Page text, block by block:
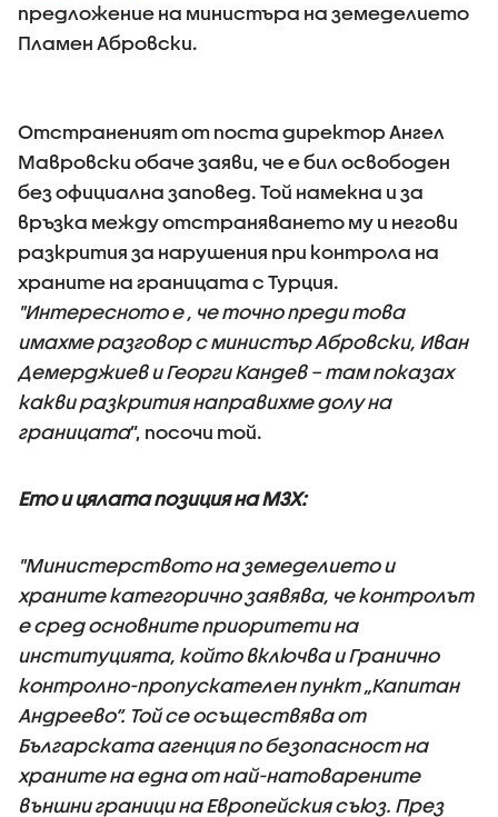
предложение на министъра на земеделието
Пламен Абровски.
Отстраненият от поста директор Ангел
Мавровски обаче заяви, че е бил освободен
без официална заповед. Той намекна и за
връзка между отстраняването му и негови
разкрития за нарушения при контрола на
храните на границата с Турция.
"Интересното е , че точно преди това
имахме разговор с министър Абровски, Иван
Демерджиев и Георги Кандев – там показах
какви разкрития направихме долу на
границата”, посочи той.
Ето и цялата позиция на МЗХ:
"Министерството на земеделието и
храните категорично заявява, че контролът
е сред основните приоритети на
институцията, който включва и Гранично
контролно-пропускателен пункт „Капитан
Андреево“. Той се осъществява от
Българската агенция по безопасност на
храните на една от най-натоварените
външни граници на Европейския съюз. През